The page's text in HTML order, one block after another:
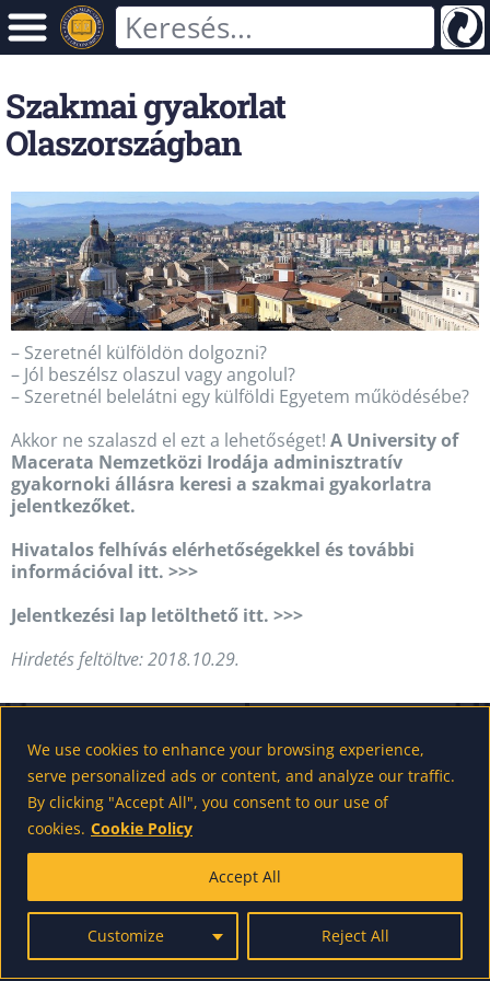
We use cookies to enhance your browsing experience,
serve personalized ads or content, and analyze our traffic.
By clicking "Accept All", you consent to our use of
cookies. Cookie Policy
Customize Reject All
Accept All
Szakmai gyakorlat
Olaszországban
– Szeretnél külföldön dolgozni?
– Jól beszélsz olaszul vagy angolul?
– Szeretnél belelátni egy külföldi Egyetem működésébe?
Akkor ne szalaszd el ezt a lehetőséget! A University of
Macerata Nemzetközi Irodája adminisztratív
gyakornoki állásra keresi a szakmai gyakorlatra
jelentkezőket.
Hivatalos felhívás elérhetőségekkel és további
információval itt. >>>
Jelentkezési lap letölthető itt. >>>
Hirdetés feltöltve: 2018.10.29.
powered by wordpress - made by us